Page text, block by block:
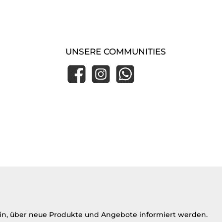
UNSERE COMMUNITIES
FacebookInstagramWhatsApp
über neue Produkte und Angebote informiert werden.